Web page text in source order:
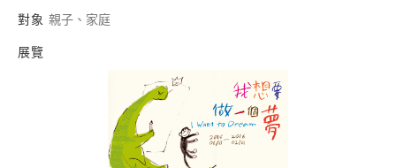
對象 親子、家庭
展覽